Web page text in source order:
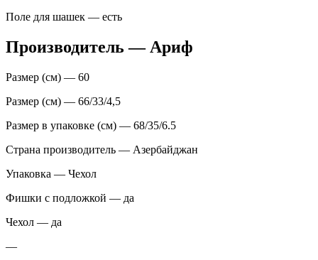
Поле для шашек — есть
Производитель — Ариф
Размер (см) — 60
Размер (см) — 66/33/4,5
Размер в упаковке (см) — 68/35/6.5
Страна производитель — Азербайджан
Упаковка — Чехол
Фишки с подложкой — да
Чехол — да
—